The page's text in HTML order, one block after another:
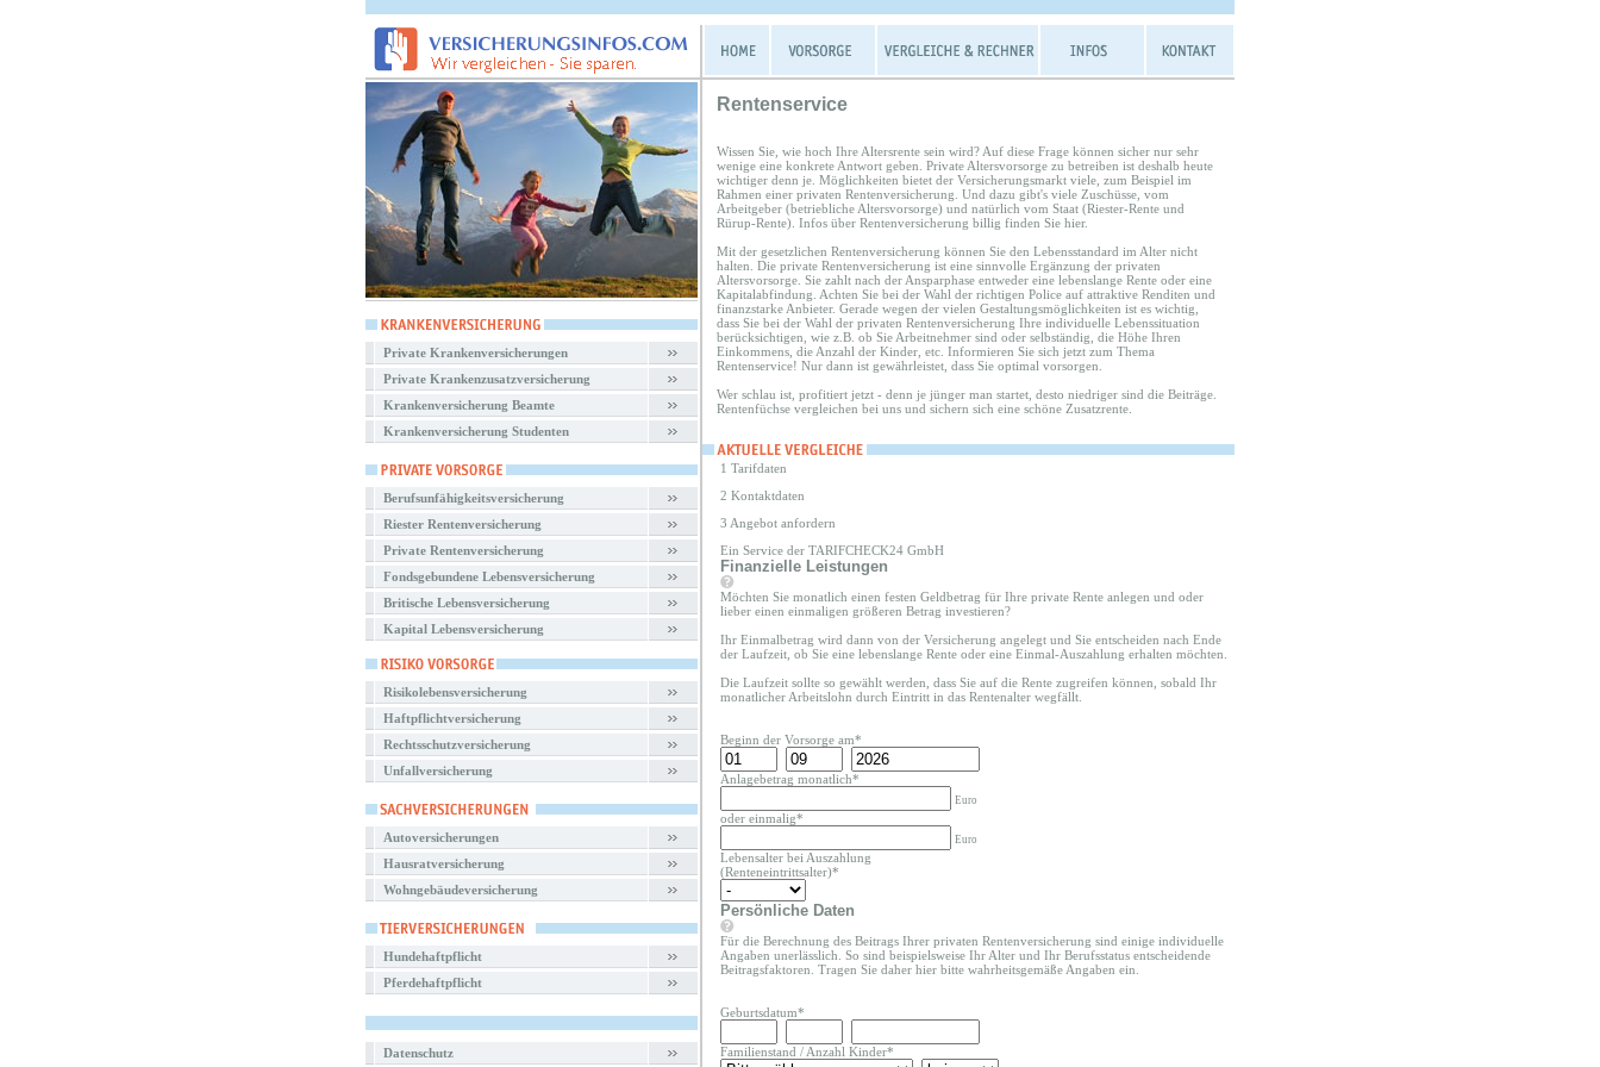
Private Krankenversicherungen
Private Krankenzusatzversicherung
Krankenversicherung Beamte
Krankenversicherung Studenten
Berufsunfähigkeitsversicherung
Riester Rentenversicherung
Private Rentenversicherung
Fondsgebundene Lebensversicherung
Britische Lebensversicherung
Kapital Lebensversicherung
Risikolebensversicherung
Haftpflichtversicherung
Rechtsschutzversicherung
Unfallversicherung
Autoversicherungen
Hausratversicherung
Wohngebäudeversicherung
Hundehaftpflicht
Pferdehaftpflicht
Datenschutz
Rentenservice
Wissen Sie, wie hoch Ihre Altersrente sein wird? Auf diese Frage können sicher nur sehr
wenige eine konkrete Antwort geben. Private Altersvorsorge zu betreiben ist deshalb heute
wichtiger denn je. Möglichkeiten bietet der Versicherungsmarkt viele, zum Beispiel im
Rahmen einer privaten Rentenversicherung. Und dazu gibt's viele Zuschüsse, vom
Arbeitgeber (betriebliche Altersvorsorge) und natürlich vom Staat (Riester-Rente und
Rürup-Rente). Infos über Rentenversicherung billig finden Sie hier.
Mit der gesetzlichen Rentenversicherung können Sie den Lebensstandard im Alter nicht
halten. Die private Rentenversicherung ist eine sinnvolle Ergänzung der privaten
Altersvorsorge. Sie zahlt nach der Ansparphase entweder eine lebenslange Rente oder eine
Kapitalabfindung. Achten Sie bei der Wahl der richtigen Police auf attraktive Renditen und
finanzstarke Anbieter. Gerade wegen der vielen Gestaltungsmöglichkeiten ist es wichtig,
dass Sie bei der Wahl der privaten Rentenversicherung Ihre individuelle Lebenssituation
berücksichtigen, wie z.B. ob Sie Arbeitnehmer sind oder selbständig, die Höhe Ihren
Einkommens, die Anzahl der Kinder, etc. Informieren Sie sich jetzt zum Thema
Rentenservice! Nur dann ist gewährleistet, dass Sie optimal vorsorgen.
Wer schlau ist, profitiert jetzt - denn je jünger man startet, desto niedriger sind die Beiträge.
Rentenfüchse vergleichen bei uns und sichern sich eine schöne Zusatzrente.
1 Tarifdaten
2 Kontaktdaten
3 Angebot anfordern
Ein Service der TARIFCHECK24 GmbH
Finanzielle Leistungen
Möchten Sie monatlich einen festen Geldbetrag für Ihre private Rente anlegen und oder
lieber einen einmaligen größeren Betrag investieren?
Ihr Einmalbetrag wird dann von der Versicherung angelegt und Sie entscheiden nach Ende
der Laufzeit, ob Sie eine lebenslange Rente oder eine Einmal-Auszahlung erhalten möchten.
Die Laufzeit sollte so gewählt werden, dass Sie auf die Rente zugreifen können, sobald Ihr
monatlicher Arbeitslohn durch Eintritt in das Rentenalter wegfällt.
Beginn der Vorsorge am*
Anlagebetrag monatlich*
Euro
oder einmalig*
Euro
Lebensalter bei Auszahlung
(Renteneintrittsalter)*
Persönliche Daten
Für die Berechnung des Beitrags Ihrer privaten Rentenversicherung sind einige individuelle
Angaben unerlässlich. So sind beispielsweise Ihr Alter und Ihr Berufsstatus entscheidende
Beitragsfaktoren. Tragen Sie daher hier bitte wahrheitsgemäße Angaben ein.
Geburtsdatum*
Familienstand / Anzahl Kinder*